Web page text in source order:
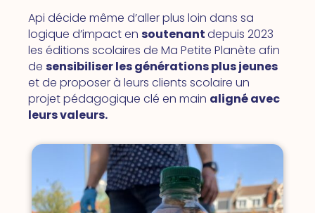
Api décide même d’aller plus loin dans sa
logique d’impact en soutenantdepuis 2023
les éditions scolaires de Ma Petite Planète afin
de sensibiliser les générations plus jeunes
et de proposer à leurs clients scolaire un
projet pédagogique clé en main aligné avec
leurs valeurs.